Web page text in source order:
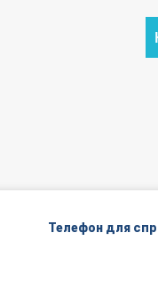
Телефон для